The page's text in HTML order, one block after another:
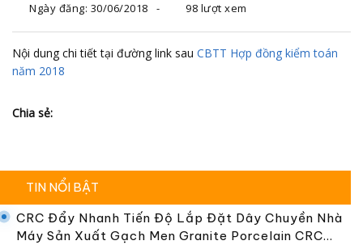
Ngày đăng: 30/06/2018 - 98 lượt xem
Nội dung chi tiết tại đường link sau CBTT Hợp đồng kiểm toán
năm 2018
Chia sẻ:
TIN NỔI BẬT
CRC Đẩy Nhanh Tiến Độ Lắp Đặt Dây Chuyền Nhà
Máy Sản Xuất Gạch Men Granite Porcelain CRC